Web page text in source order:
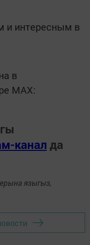
и интересным в
в
MАХ:
канал да
языгыз,